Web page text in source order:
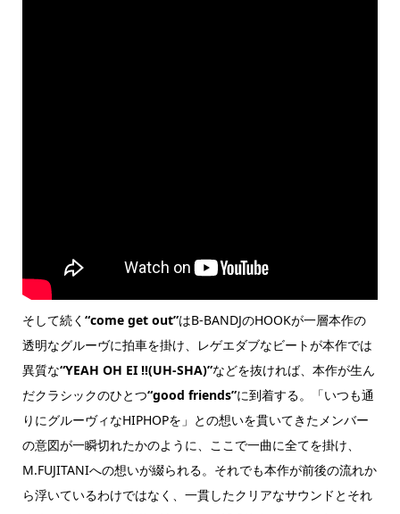
そして続く “come get out”はB-BANDJのHOOKが一層本作の
透明なグルーヴに拍車を掛け、レゲエダブなビートが本作では
異質な“YEAH OH EI !!(UH-SHA)”などを抜ければ、本作が生ん
だクラシックのひとつ“good friends”に到着する。「いつも通
りにグルーヴィなHIPHOPを」との想いを貫いてきたメンバー
の意図が一瞬切れたかのように、ここで一曲に全てを掛け、
M.FUJITANIへの想いが綴られる。それでも本作が前後の流れか
ら浮いているわけではなく、一貫したクリアなサウンドとそれ